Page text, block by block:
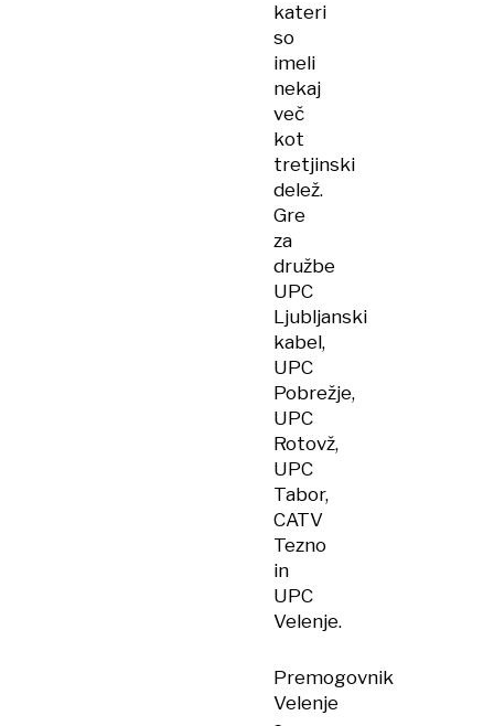
kateri
so
imeli
nekaj
več
kot
tretjinski
delež.
Gre
za
družbe
UPC
Ljubljanski
kabel,
UPC
Pobrežje,
UPC
Rotovž,
UPC
Tabor,
CATV
Tezno
in
UPC
Velenje.
Premogovnik
Velenje